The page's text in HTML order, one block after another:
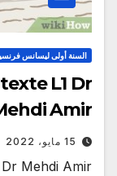
السنة أولى ليسانس
L1 Dr
Amir
15 مايو، 2022
Mehdi Amir